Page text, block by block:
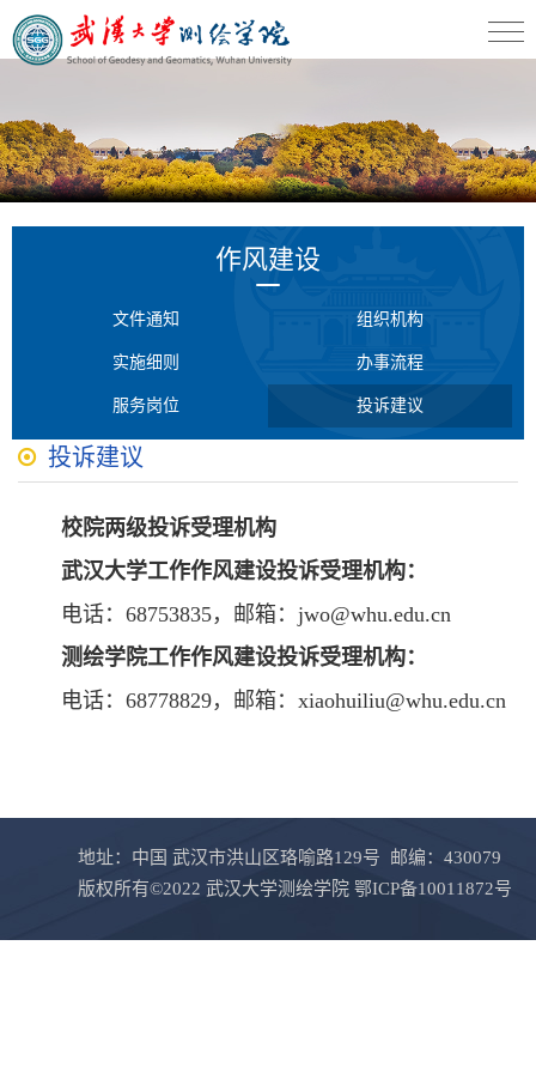
作风建设
文件通知 组织机构
实施细则 办事流程
服务岗位 投诉建议
投诉建议
校院两级投诉受理机构
武汉大学工作作风建设投诉受理机构：
电话：68753835，邮箱：jwo@whu.edu.cn
测绘学院工作作风建设投诉受理机构：
电话：68778829，邮箱：xiaohuiliu@whu.edu.cn
地址：中国 武汉市洪山区珞喻路129号 邮编：430079
版权所有©2022 武汉大学测绘学院 鄂ICP备10011872号